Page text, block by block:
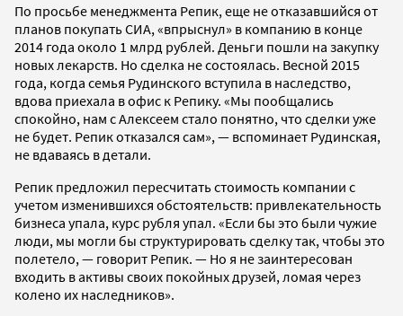
По просьбе менеджмента Репик, еще не отказавшийся от
планов покупать СИА, «впрыснул» в компанию в конце
2014 года около 1 млрд рублей. Деньги пошли на закупку
новых лекарств. Но сделка не состоялась. Весной 2015
года, когда семья Рудинского вступила в наследство,
вдова приехала в офис к Репику. «Мы пообщались
спокойно, нам с Алексеем стало понятно, что сделки уже
не будет. Репик отказался сам», — вспоминает Рудинская,
не вдаваясь в детали.
Репик предложил пересчитать стоимость компании с
учетом изменившихся обстоятельств: привлекательность
бизнеса упала, курс рубля упал. «Если бы это были чужие
люди, мы могли бы структурировать сделку так, чтобы это
полетело, — говорит Репик. — Но я не заинтересован
входить в активы своих покойных друзей, ломая через
колено их наследников».